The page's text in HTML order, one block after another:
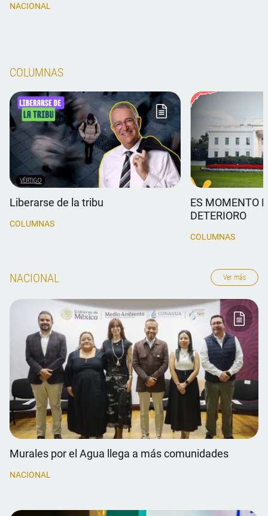
NACIONAL
COLUMNAS
Liberarse de la tribu
COLUMNAS
ES MOMENTO
DETERIORO
COLUMNAS
NACIONAL Ver más
Murales por el Agua llega a más comunidades
NACIONAL